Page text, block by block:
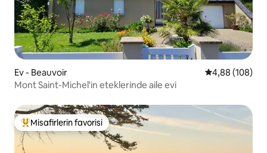
Ev - Beauvoir 5 üzerinden
4,88 (108)
Mont Saint-Michel'in eteklerinde aile evi
Misafirlerin favorilerinden en beğenilenler arasında
Misafirlerin favorisi